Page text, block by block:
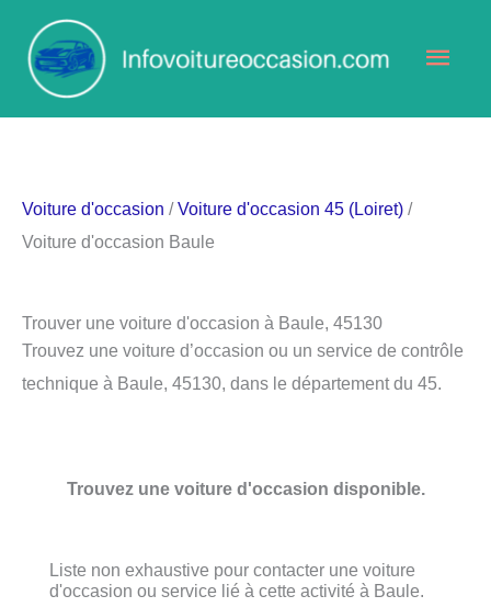
contenu
Voiture d'occasion /Voiture d'occasion 45 (Loiret) /
Voiture d'occasion Baule
Trouver une voiture d'occasion à Baule, 45130
Trouvez une voiture d’occasion ou un service de contrôle
technique à Baule, 45130, dans le département du 45.
Trouvez une voiture d'occasion disponible.
Liste non exhaustive pour contacter une voiture
d'occasion ou service lié à cette activité à Baule.